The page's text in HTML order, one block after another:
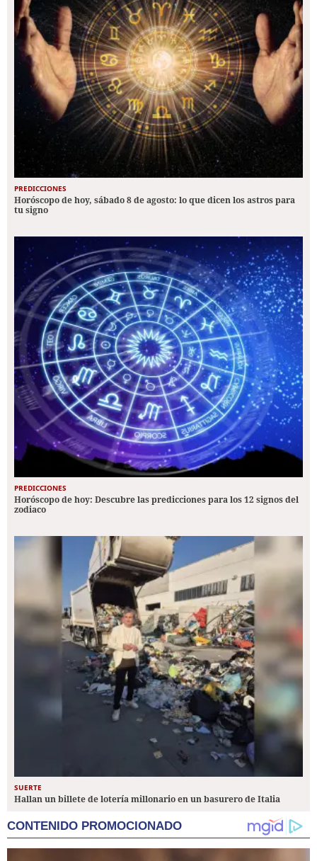
PREDICCIONES
Horóscopo de hoy, sábado 8 de agosto: lo que dicen los astros para
tu signo
PREDICCIONES
Horóscopo de hoy: Descubre las predicciones para los 12 signos del
zodiaco
SUERTE
Hallan un billete de lotería millonario en un basurero de Italia
CONTENIDO PROMOCIONADO